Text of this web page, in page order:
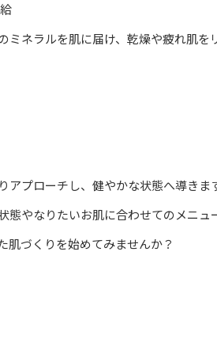
ミネラルを肌に届け、乾燥や疲れ肌
プローチし、健やかな状態へ導きま
やなりたいお肌に合わせてのメニュ
肌づくりを始めてみませんか？